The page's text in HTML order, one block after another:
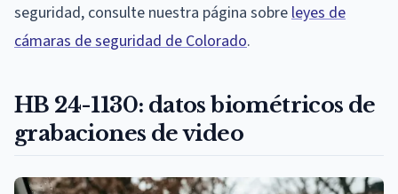
seguridad, consulte nuestra página sobre leyes de
cámaras de seguridad de Colorado.
HB 24-1130: datos biométricos de
grabaciones de video